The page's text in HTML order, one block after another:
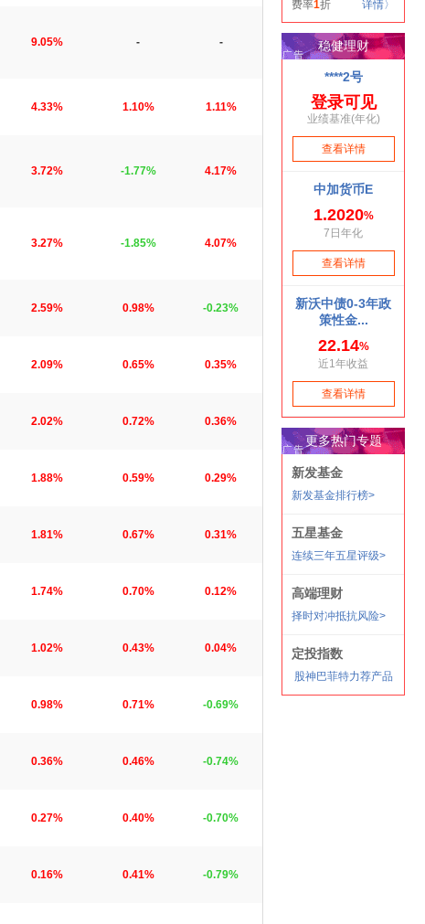
9.05% - -
4.33% 1.10% 1.11%
3.72% -1.77% 4.17%
3.27% -1.85% 4.07%
2.59% 0.98% -0.23%
2.09% 0.65% 0.35%
2.02% 0.72% 0.36%
1.88% 0.59% 0.29%
1.81% 0.67% 0.31%
1.74% 0.70% 0.12%
1.02% 0.43% 0.04%
0.98% 0.71% -0.69%
0.36% 0.46% -0.74%
0.27% 0.40% -0.70%
0.16% 0.41% -0.79%